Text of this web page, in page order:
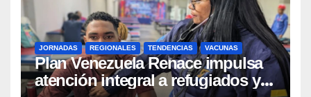
JORNADAS REGIONALES TENDENCIAS VACUNAS
​Plan Venezuela Renace impulsa
atención integral a refugiados y